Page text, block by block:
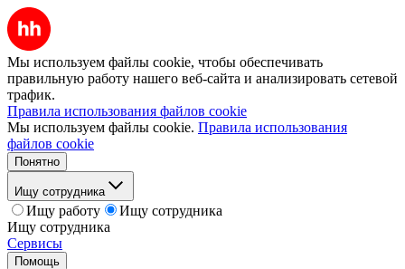
Мы используем файлы cookie, чтобы обеспечивать
правильную работу нашего веб-сайта и анализировать сетевой
трафик.
Правила использования файлов cookie
Мы используем файлы cookie. Правила использования
файлов cookie
Понятно
Ищу сотрудника
Ищу работу
Ищу сотрудника
Ищу сотрудника
Сервисы
Помощь